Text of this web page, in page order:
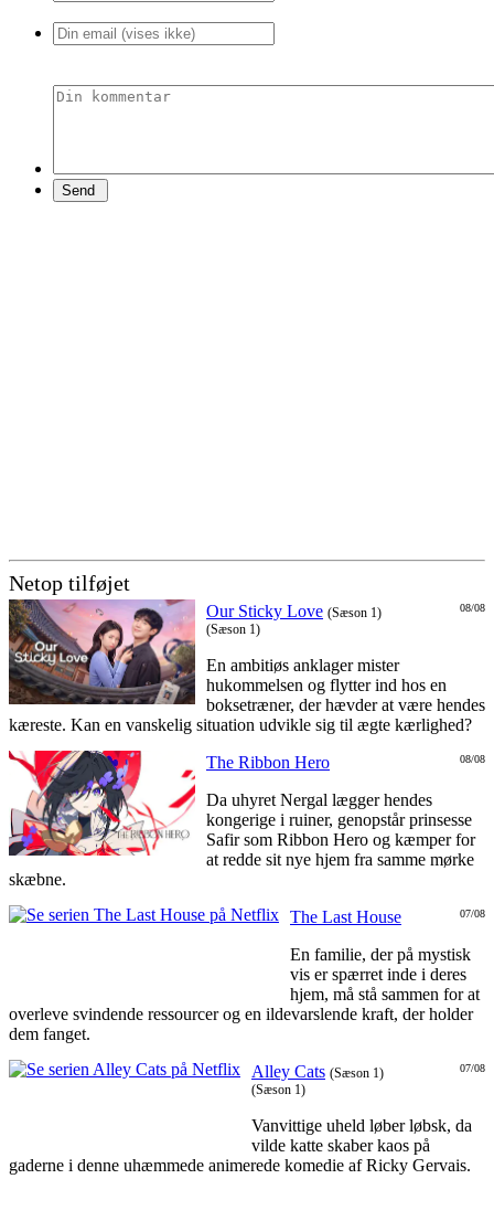
Netop tilføjet
08/08
Our Sticky Love (Sæson 1)
(Sæson 1)
En ambitiøs anklager mister
hukommelsen og flytter ind hos en
boksetræner, der hævder at være hendes
kæreste. Kan en vanskelig situation udvikle sig til ægte kærlighed?
08/08
The Ribbon Hero
Da uhyret Nergal lægger hendes
kongerige i ruiner, genopstår prinsesse
Safir som Ribbon Hero og kæmper for
at redde sit nye hjem fra samme mørke
skæbne.
07/08
The Last House
En familie, der på mystisk
vis er spærret inde i deres
hjem, må stå sammen for at
overleve svindende ressourcer og en ildevarslende kraft, der holder
dem fanget.
07/08
Alley Cats (Sæson 1)
(Sæson 1)
Vanvittige uheld løber løbsk, da
vilde katte skaber kaos på
gaderne i denne uhæmmede animerede komedie af Ricky Gervais.